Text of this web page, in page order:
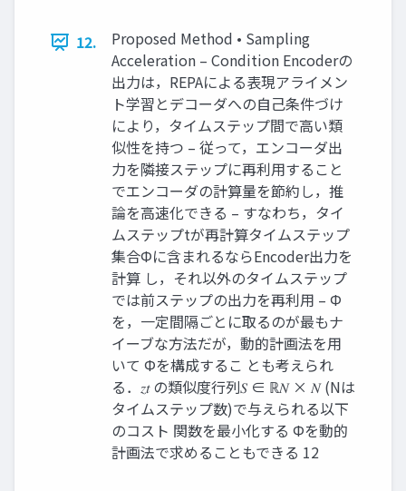
12.
Proposed Method • Sampling
Acceleration – Condition Encoderの
出力は，REPAによる表現アライメン
ト学習とデコーダへの自己条件づけ
により，タイムステップ間で高い類
似性を持つ – 従って，エンコーダ出
力を隣接ステップに再利用すること
でエンコーダの計算量を節約し，推
論を高速化できる – すなわち，タイ
ムステップtが再計算タイムステップ
集合Φに含まれるならEncoder出力を
計算 し，それ以外のタイムステップ
では前ステップの出力を再利用 – Φ
を，一定間隔ごとに取るのが最もナ
イーブな方法だが，動的計画法を用
いて Φを構成するこ とも考えられ
る．𝑧𝑡 の類似度行列𝑆 ∈ ℝ𝑁 × 𝑁 (Nは
タイムステップ数)で与えられる以下
のコスト 関数を最小化する Φを動的
計画法で求めることもできる 12